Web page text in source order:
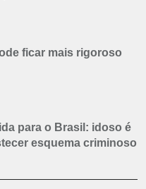
ficar mais rigoroso
para o Brasil: idoso é
esquema criminoso